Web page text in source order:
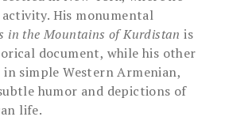
His monumental
in the Mountains of Kurdistan is
document, while his other
simple Western Armenian,
humor and depictions of
life.